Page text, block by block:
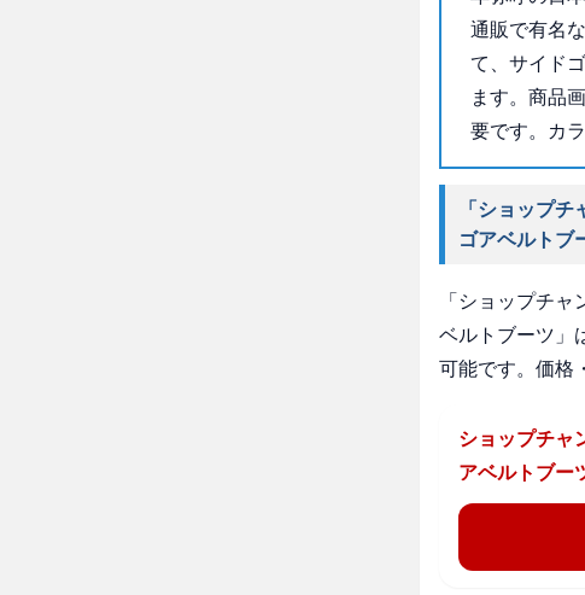
通販で有名
て、サイド
ます。商品
要です。カ
「ショップ
ゴアベルトブ
「ショップチ
ベルトブーツ」
可能です。価格
ショップチャ
アベルトブー